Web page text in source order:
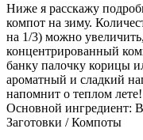
Ниже я расскажу
компот на зиму.
на 1/3) можно
концентрированный
банку палочку корицы
ароматный и сладкий
напомнит о теплом лете!
Основной ингредиент:
Заготовки / Компоты